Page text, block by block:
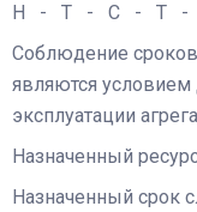
Н - Т - С - Т
Соблюдение
являются
эксплуатации
Назначенный
Назначенный срок